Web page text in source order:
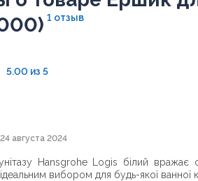
1 отзыв
5.00 из 5
24 августа 2024
Hansgrohe Logis білий вражає
вибором для будь-якої ванної